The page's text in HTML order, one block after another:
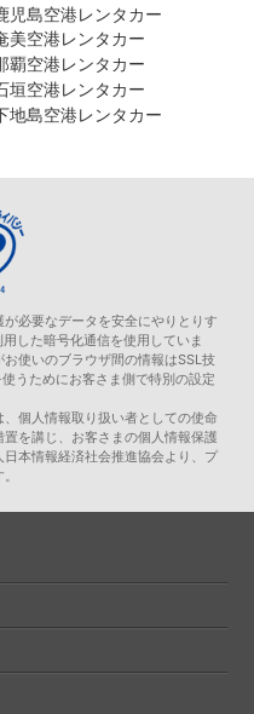
児島空港レンタカー
美空港レンタカー
覇空港レンタカー
垣空港レンタカー
地島空港レンタカー
必要なデータを安全にやりとりす
した暗号化通信を使用していま
使いのブラウザ間の情報はSSL技
うためにお客さま側で特別の設定
個人情報取り扱い者としての使命
を講じ、お客さまの個人情報保護
本情報経済社会推進協会より、プ